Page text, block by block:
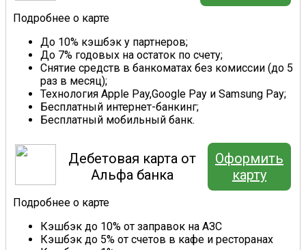
Подробнее о карте
До 10% кэшбэк у партнеров;
До 7% годовых на остаток по счету;
Снятие средств в банкоматах без комиссии (до 5
раз в месяц);
Технология Apple Pay,Google Pay и Samsung Pay;
Бесплатный интернет-банкинг;
Бесплатный мобильный банк.
Дебетовая карта от
Альфа банка
Оформить
карту
Подробнее о карте
Кэшбэк до 10% от заправок на АЗС
Кэшбэк до 5% от счетов в кафе и ресторанах